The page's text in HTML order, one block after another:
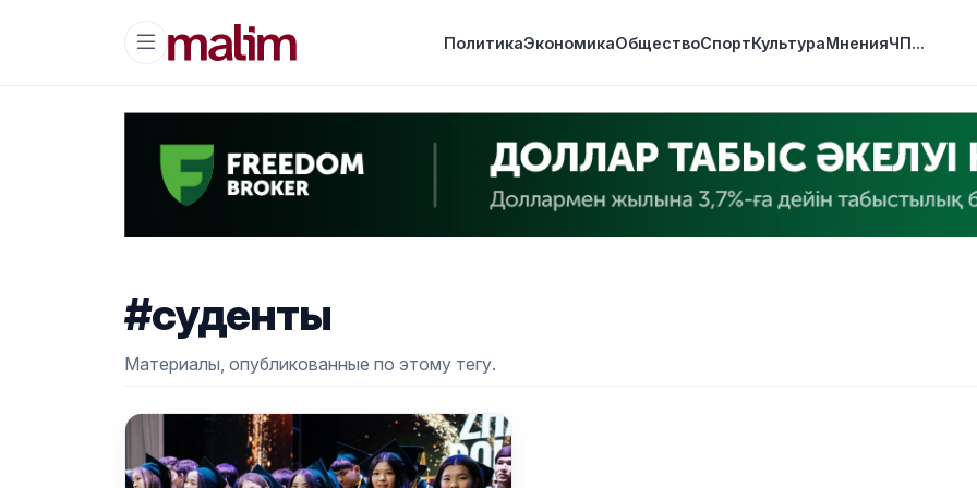
ПолитикаЭкономикаОбществоСпортКультураМненияЧП...
#суденты
Материалы, опубликованные по этому тегу.